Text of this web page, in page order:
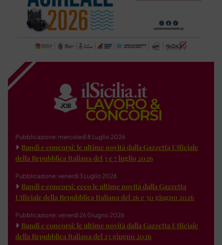
Pubblicazione: mercoledì 8 Luglio 2026
Bandi e concorsi: le ultime novità dalla Gazzetta Ufficiale
della Repubblica Italiana del 3 e 7 luglio 2026
Pubblicazione: venerdì 3 Luglio 2026
Bandi e concorsi: ecco le ultime novità dalla Gazzetta
Ufficiale della Repubblica Italiana del 26 e 30 giugno 2026
Pubblicazione: venerdì 26 Giugno 2026
Bandi e concorsi: le ultime novità dalla Gazzetta Ufficiale
della Repubblica Italiana del 23 giugno 2026